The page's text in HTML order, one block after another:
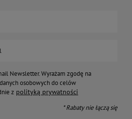
Newsletter. Wyrażam zgodę na
osobowych do celów
z polityką prywatności
* Rabaty nie łączą się